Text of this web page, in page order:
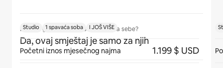
Da li će gosti imati prostor samo za sebe?
Da, ovaj smještaj je samo za njih
Studio 1 spavaća soba I JOŠ VIŠE
Početni iznos mjesečnog najma 1.199 $ USD